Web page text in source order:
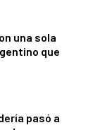
una sola
que
pasó a